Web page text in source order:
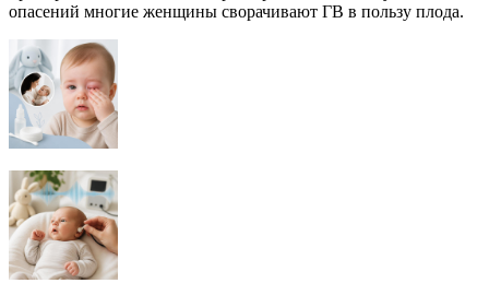
опасений многие женщины сворачивают ГВ в пользу плода.